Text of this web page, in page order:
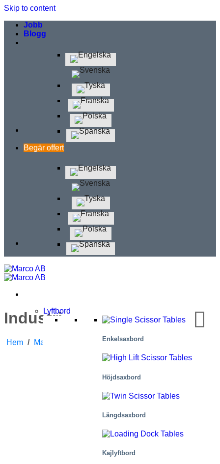
Skip to content
Jobb
Blogg
Begär offert
Lyftbord
Enkelsaxbord
Höjdsaxbord
Längdsaxbord
Kajlyftbord
Industri
Hem / Marknader Industri